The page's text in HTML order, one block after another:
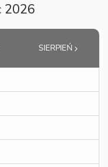
2026
SIERPIEŃ